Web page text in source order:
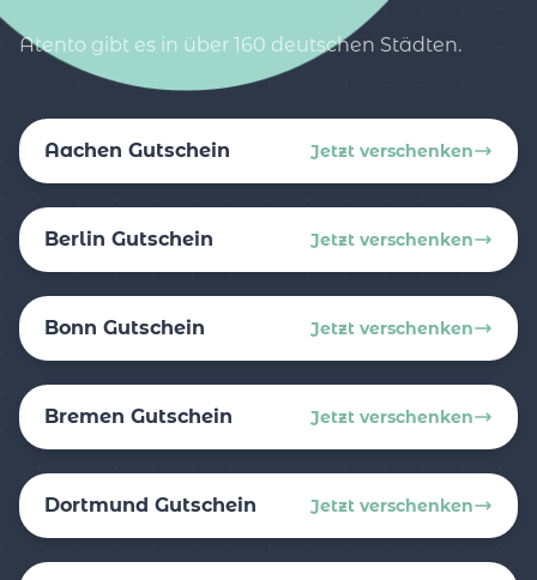
Atento gibt es in über 160 deutschen Städten.
Aachen Gutschein Jetzt verschenken
Berlin Gutschein Jetzt verschenken
Bonn Gutschein Jetzt verschenken
Bremen Gutschein Jetzt verschenken
Dortmund Gutschein Jetzt verschenken